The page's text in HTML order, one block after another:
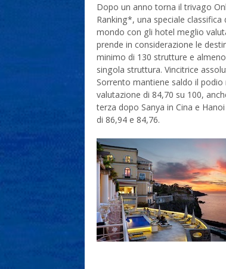
Dopo un anno torna il trivago
Ranking*, una speciale classifica
mondo con gli hotel meglio
prende in considerazione le
minimo di 130 strutture e
singola struttura. Vincitrice
Sorrento mantiene saldo il podio
valutazione di 84,70 su 100,
terza dopo Sanya in Cina e
di 86,94 e 84,76.